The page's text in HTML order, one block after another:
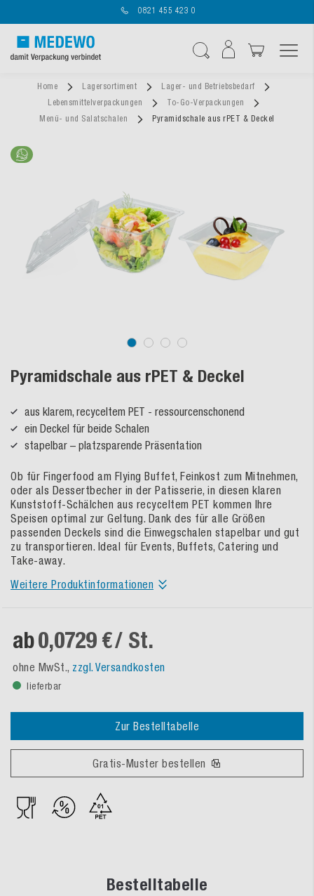
0821 455 423 0
Home Lagersortiment
Lager- und Betriebsbedarf
Lebensmittelverpackungen
To-Go-Verpackungen
Menü- und Salatschalen
Pyramidschale aus rPET & Deckel
Pyramidschale aus rPET & Deckel
aus klarem, recyceltem PET - ressourcenschonend
ein Deckel für beide Schalen
stapelbar – platzsparende Präsentation
Ob für Fingerfood am Flying Buffet, Feinkost zum Mitnehmen,
oder als Dessertbecher in der Patisserie, in diesen klaren
Kunststoff-Schälchen aus recyceltem PET kommen Ihre
Speisen optimal zur Geltung. Dank des für alle Größen
passenden Deckels sind die Einwegschalen stapelbar und gut
zu transportieren. Ideal für Events, Buffets, Catering und
Take-away.
Weitere Produktinformationen
ab0,0729 €/ St.
ohne MwSt., zzgl. Versandkosten
lieferbar
Zur Bestelltabelle
Gratis-Muster bestellen
Bestelltabelle